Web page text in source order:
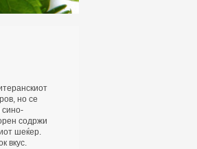
но се
сино-
содржи
шеќер.
вкус.